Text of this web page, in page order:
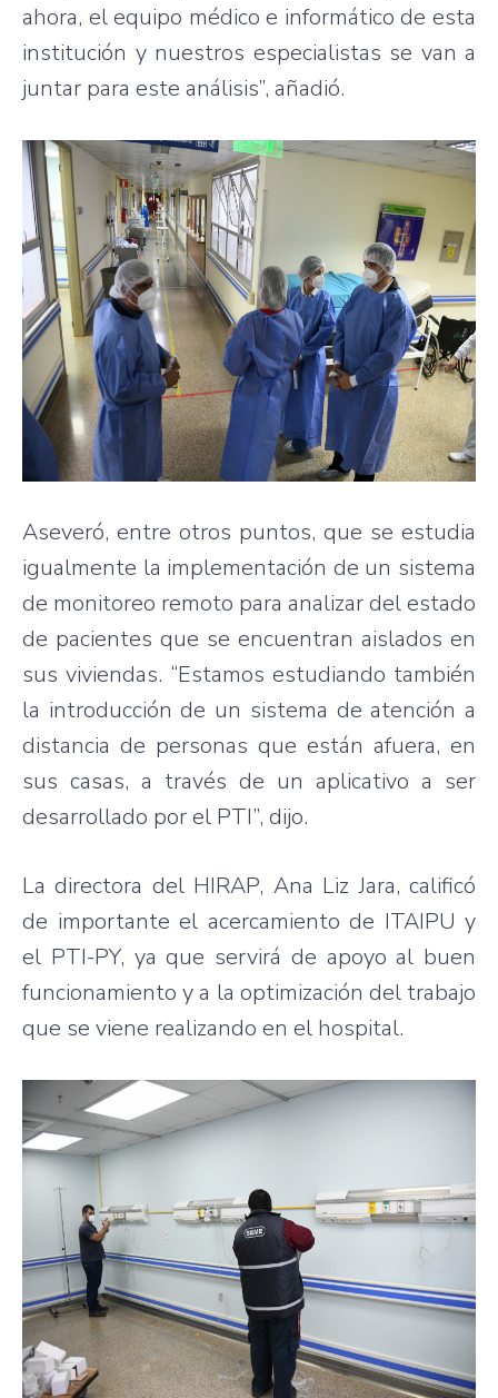
ahora, el equipo médico e informático de esta
institución y nuestros especialistas se van a
juntar para este análisis”, añadió.
Aseveró, entre otros puntos, que se estudia
igualmente la implementación de un sistema
de monitoreo remoto para analizar del estado
de pacientes que se encuentran aislados en
sus viviendas. “Estamos estudiando también
la introducción de un sistema de atención a
distancia de personas que están afuera, en
sus casas, a través de un aplicativo a ser
desarrollado por el PTI”, dijo.
La directora del HIRAP, Ana Liz Jara, calificó
de importante el acercamiento de ITAIPU y
el PTI-PY, ya que servirá de apoyo al buen
funcionamiento y a la optimización del trabajo
que se viene realizando en el hospital.